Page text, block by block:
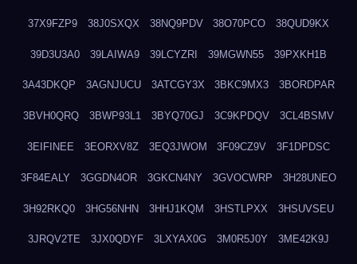
37X9FZP9 38J0SXQX 38NQ9PDV 38O70PCO 38QUD9KX
39D3U3A0 39LAIWA9 39LCYZRI 39MGWN55 39PXKH1B
3A43DKQP 3AGNJUCU 3ATCGY3X 3BKC9MX3 3BORDPAR
3BVH0QRQ 3BWP93L1 3BYQ70GJ 3C9KPDQV 3CL4BSMV
3EIFINEE 3EORXV8Z 3EQ3JWOM 3F09CZ9V 3F1DPDSC
3F84EALY 3GGDN4OR 3GKCN4NY 3GVOCWRP 3H28UNEO
3H92RKQ0 3HG56NHN 3HHJ1KQM 3HSTLPXX 3HSUVSEU
3JRQV2TE 3JX0QDYF 3LXYAX0G 3M0R5J0Y 3ME42K9J